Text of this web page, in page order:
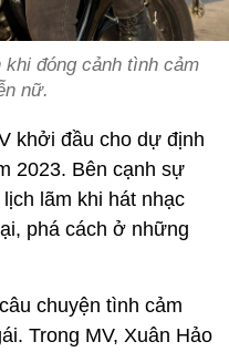
đóng cảnh tình cảm
nữ.
khởi đầu cho dự định
2023. Bên cạnh sự
lãm khi hát nhạc
phá cách ở những
chuyện tình cảm
Trong MV, Xuân Hảo